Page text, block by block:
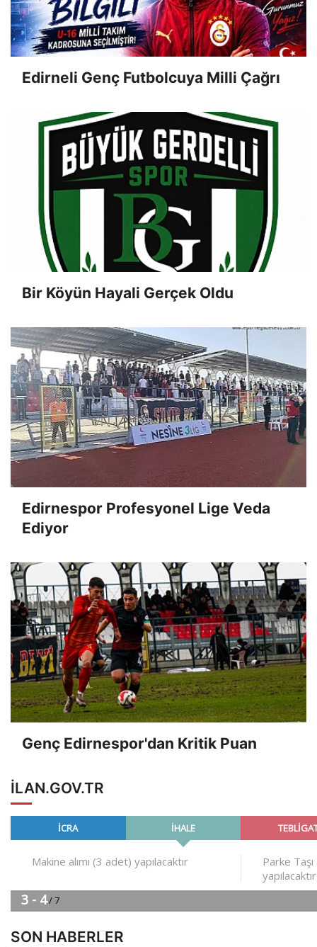
Edirneli Genç Futbolcuya Milli Çağrı
Bir Köyün Hayali Gerçek Oldu
Edirnespor Profesyonel Lige Veda
Ediyor
Genç Edirnespor'dan Kritik Puan
ILAN.GOV.TR
SON HABERLER